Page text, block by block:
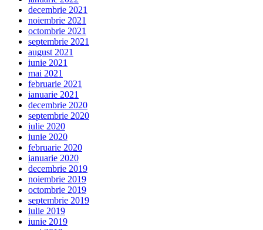
decembrie 2021
noiembrie 2021
octombrie 2021
septembrie 2021
august 2021
iunie 2021
mai 2021
februarie 2021
ianuarie 2021
decembrie 2020
septembrie 2020
iulie 2020
iunie 2020
februarie 2020
ianuarie 2020
decembrie 2019
noiembrie 2019
octombrie 2019
septembrie 2019
iulie 2019
iunie 2019